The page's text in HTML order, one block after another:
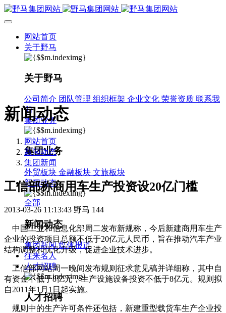
网站首页
关于野马
关于野马
公司简介 团队管理 组织框架 企业文化 荣誉资质 联系我
们
集团业务
集团业务
外贸板块 金融板块 文旅板块
新闻动态
全部
新闻动态
集团新闻 媒体报道
往来名人
人才招聘
人才招聘
新闻动态
网站首页
新闻动态
集团新闻
工信部称商用车生产投资设20亿门槛
2013-03-26 11:13:43 野马 144
中国工业和信息化部周二发布新规称，今后新建商用车生产
企业的投资项目总额不低于20亿元人民币，旨在推动汽车产业
结构调整和优化升级，促进企业技术进步。
工信部网站周一晚间发布规则征求意见稿并详细称，其中自
有资金不低于8亿元，生产设施设备投资不低于8亿元。规则拟
自2011年1月1日起实施。
规则中的生产许可条件还包括，新建重型载货车生产企业投